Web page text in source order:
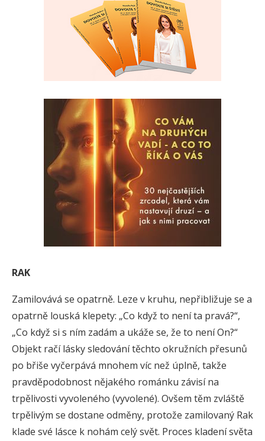
RAK
Zamilovává se opatrně. Leze v kruhu, nepřibližuje se a
opatrně louská klepety: „Co když to není ta pravá?“,
„Co když si s ním zadám a ukáže se, že to není On?“
Objekt račí lásky sledování těchto okružních přesunů
po břiše vyčerpává mnohem víc než úplně, takže
pravděpodobnost nějakého románku závisí na
trpělivosti vyvoleného (vyvolené). Ovšem těm zvláště
trpělivým se dostane odměny, protože zamilovaný Rak
klade své lásce k nohám celý svět. Proces kladení světa